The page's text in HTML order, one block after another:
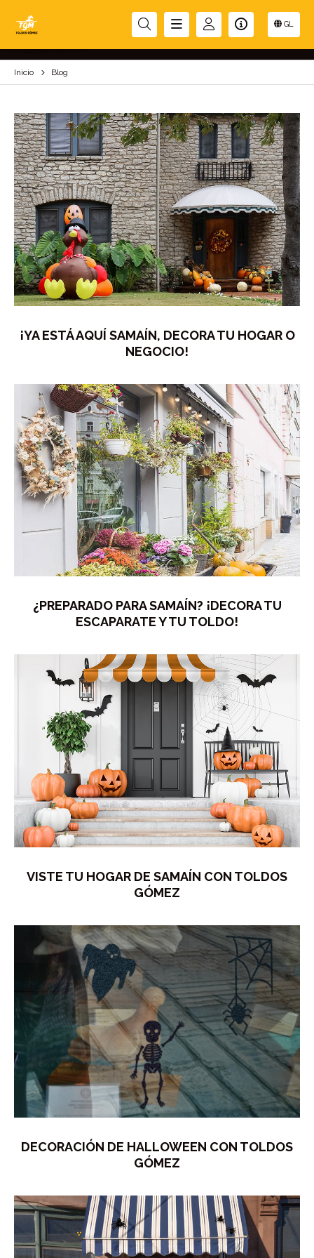
GL
BLOG
Inicio Blog
¡YA ESTÁ AQUÍ SAMAÍN, DECORA TU HOGAR O
NEGOCIO!
¿PREPARADO PARA SAMAÍN? ¡DECORA TU
ESCAPARATE Y TU TOLDO!
VISTE TU HOGAR DE SAMAÍN CON TOLDOS
GÓMEZ
DECORACIÓN DE HALLOWEEN CON TOLDOS
GÓMEZ